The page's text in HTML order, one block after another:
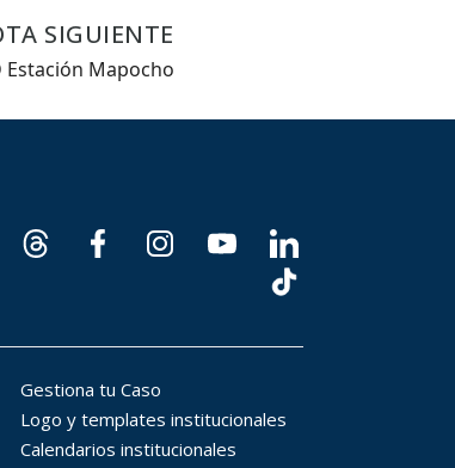
SIGUIENTE
Estación Mapocho